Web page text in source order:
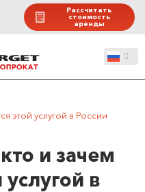
Рассчитать
стоимость
аренды
этой услугой в России
и зачем
услугой в